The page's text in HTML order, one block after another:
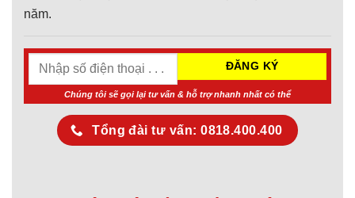
năm.
Chúng tôi sẽ gọi lại tư vấn & hỗ trợ nhanh nhất có thể
Tổng đài tư vấn: 0818.400.400